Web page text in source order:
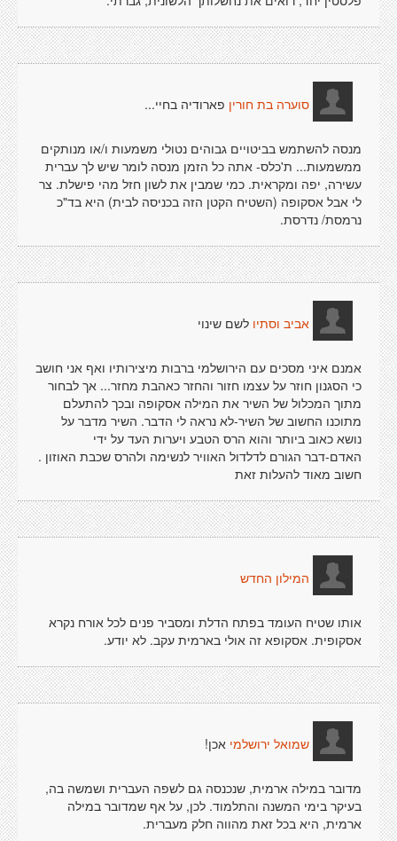
סוערה בת חורין פארודיה בחיי...
מנסה להשתמש בביטויים גבוהים נטולי משמעות ו/או מנותקים
ממשמעות... ת'כלס- אתה כל הזמן מנסה לומר שיש לך עברית
עשירה, יפה ומקראית. כמי שמבין את לשון חזל מהי פישלת. צר
לי אבל אסקופה (השטיח הקטן הזה בכניסה לבית) היא בד"כ
נרמסת/ נדרסת.
אביב וסתיו לשם שינוי
אמנם איני מסכים עם הירושלמי ברבות מיצירותיו ואף אני חושב
כי הסגנון חוזר על עצמו חזור והחזר כאהבת מחזר... אך לבחור
מתוך המכלול של השיר את המילה אסקופה ובכך להתעלם
מתוכנו החשוב של השיר-לא נראה לי הדבר. השיר מדבר על
נושא כאוב ביותר והוא הרס הטבע ויערות העד על ידי
האדם-דבר הגורם לדלדול האוויר לנשימה ולהרס שכבת האוזון .
חשוב מאוד להעלות זאת
המילון החדש
אותו שטיח העומד בפתח הדלת ומסביר פנים לכל אורח נקרא
אסקופית. אסקופא זה אולי בארמית עקב. לא יודע.
שמואל ירושלמי אכן!
מדובר במילה ארמית, שנכנסה גם לשפה העברית ושמשה בה,
בעיקר בימי המשנה והתלמוד. לכן, על אף שמדובר במילה
ארמית, היא בכל זאת מהווה חלק מעברית.